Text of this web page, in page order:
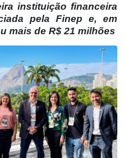
instituição financeira
pela Finep e, em
mais de R$ 21 milhões